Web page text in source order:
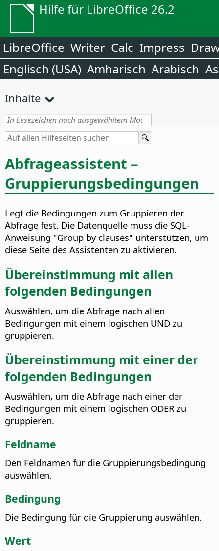
Hilfe für LibreOffice 26.2
LibreOffice Writer Calc Impress
Englisch (USA) Amharisch Arabisch
Inhalte
Abfrageassistent –
Gruppierungsbedingungen
Legt die Bedingungen zum Gruppieren der
Abfrage fest. Die Datenquelle muss die SQL-
Anweisung "Group by clauses" unterstützen, um
diese Seite des Assistenten zu aktivieren.
Übereinstimmung mit allen
folgenden Bedingungen
Auswählen, um die Abfrage nach allen
Bedingungen mit einem logischen UND zu
gruppieren.
Übereinstimmung mit einer der
folgenden Bedingungen
Auswählen, um die Abfrage nach einer der
Bedingungen mit einem logischen ODER zu
gruppieren.
Feldname
Den Feldnamen für die Gruppierungsbedingung
auswählen.
Bedingung
Die Bedingung für die Gruppierung auswählen.
Wert